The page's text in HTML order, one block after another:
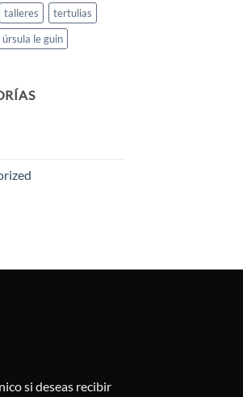
talleres
tertulias
úrsula le guin
si deseas recibir